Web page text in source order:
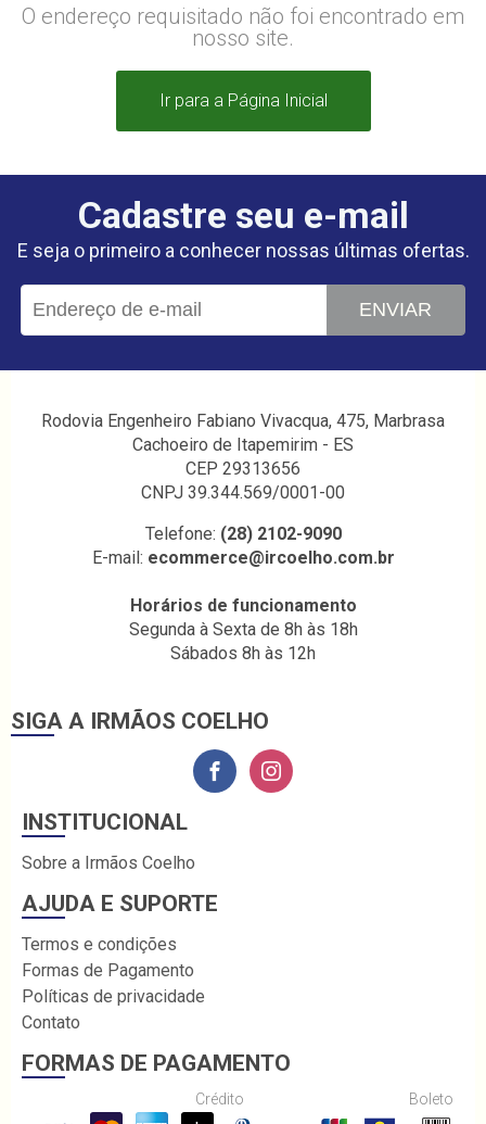
O endereço requisitado não foi encontrado em
nosso site.
Ir para a Página Inicial
Cadastre seu e-mail
E seja o primeiro a conhecer nossas últimas ofertas.
ENVIAR
Rodovia Engenheiro Fabiano Vivacqua, 475, Marbrasa
Cachoeiro de Itapemirim - ES
CEP 29313656
CNPJ 39.344.569/0001-00
Telefone: (28) 2102-9090
E-mail: ecommerce@ircoelho.com.br
Horários de funcionamento
Segunda à Sexta de 8h às 18h
Sábados 8h às 12h
SIGA A IRMÃOS COELHO
INSTITUCIONAL
Sobre a Irmãos Coelho
AJUDA E SUPORTE
Termos e condições
Formas de Pagamento
Políticas de privacidade
Contato
FORMAS DE PAGAMENTO
Crédito Boleto